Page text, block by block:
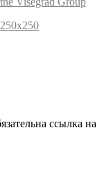
ссылка на